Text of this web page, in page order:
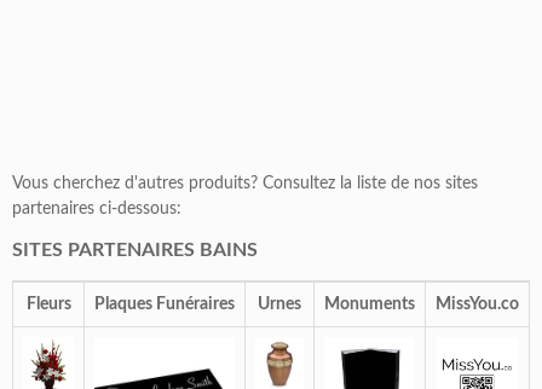
Vous cherchez d'autres produits? Consultez la liste de nos sites
partenaires ci-dessous:
SITES PARTENAIRES BAINS
Fleurs Plaques Funéraires Urnes Monuments MissYou.co